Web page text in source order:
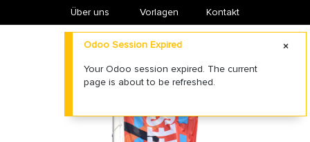
Über uns ​Vorlagen Kontakt